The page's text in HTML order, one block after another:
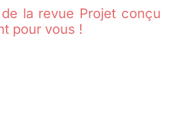
la revue Projet conçu
pour vous !